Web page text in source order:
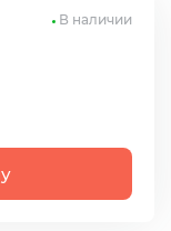
В наличии